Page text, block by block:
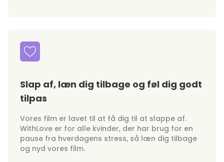
Slap af, læn dig tilbage og føl dig godt
tilpas
Vores film er lavet til at få dig til at slappe af.
WithLove er for alle kvinder, der har brug for en
pause fra hverdagens stress, så læn dig tilbage
og nyd vores film.